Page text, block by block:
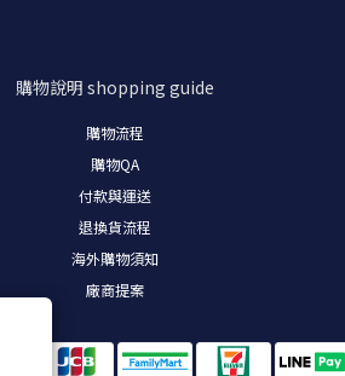
購物說明 shopping guide
購物流程
購物QA
付款與運送
退換貨流程
海外購物須知
廠商提案